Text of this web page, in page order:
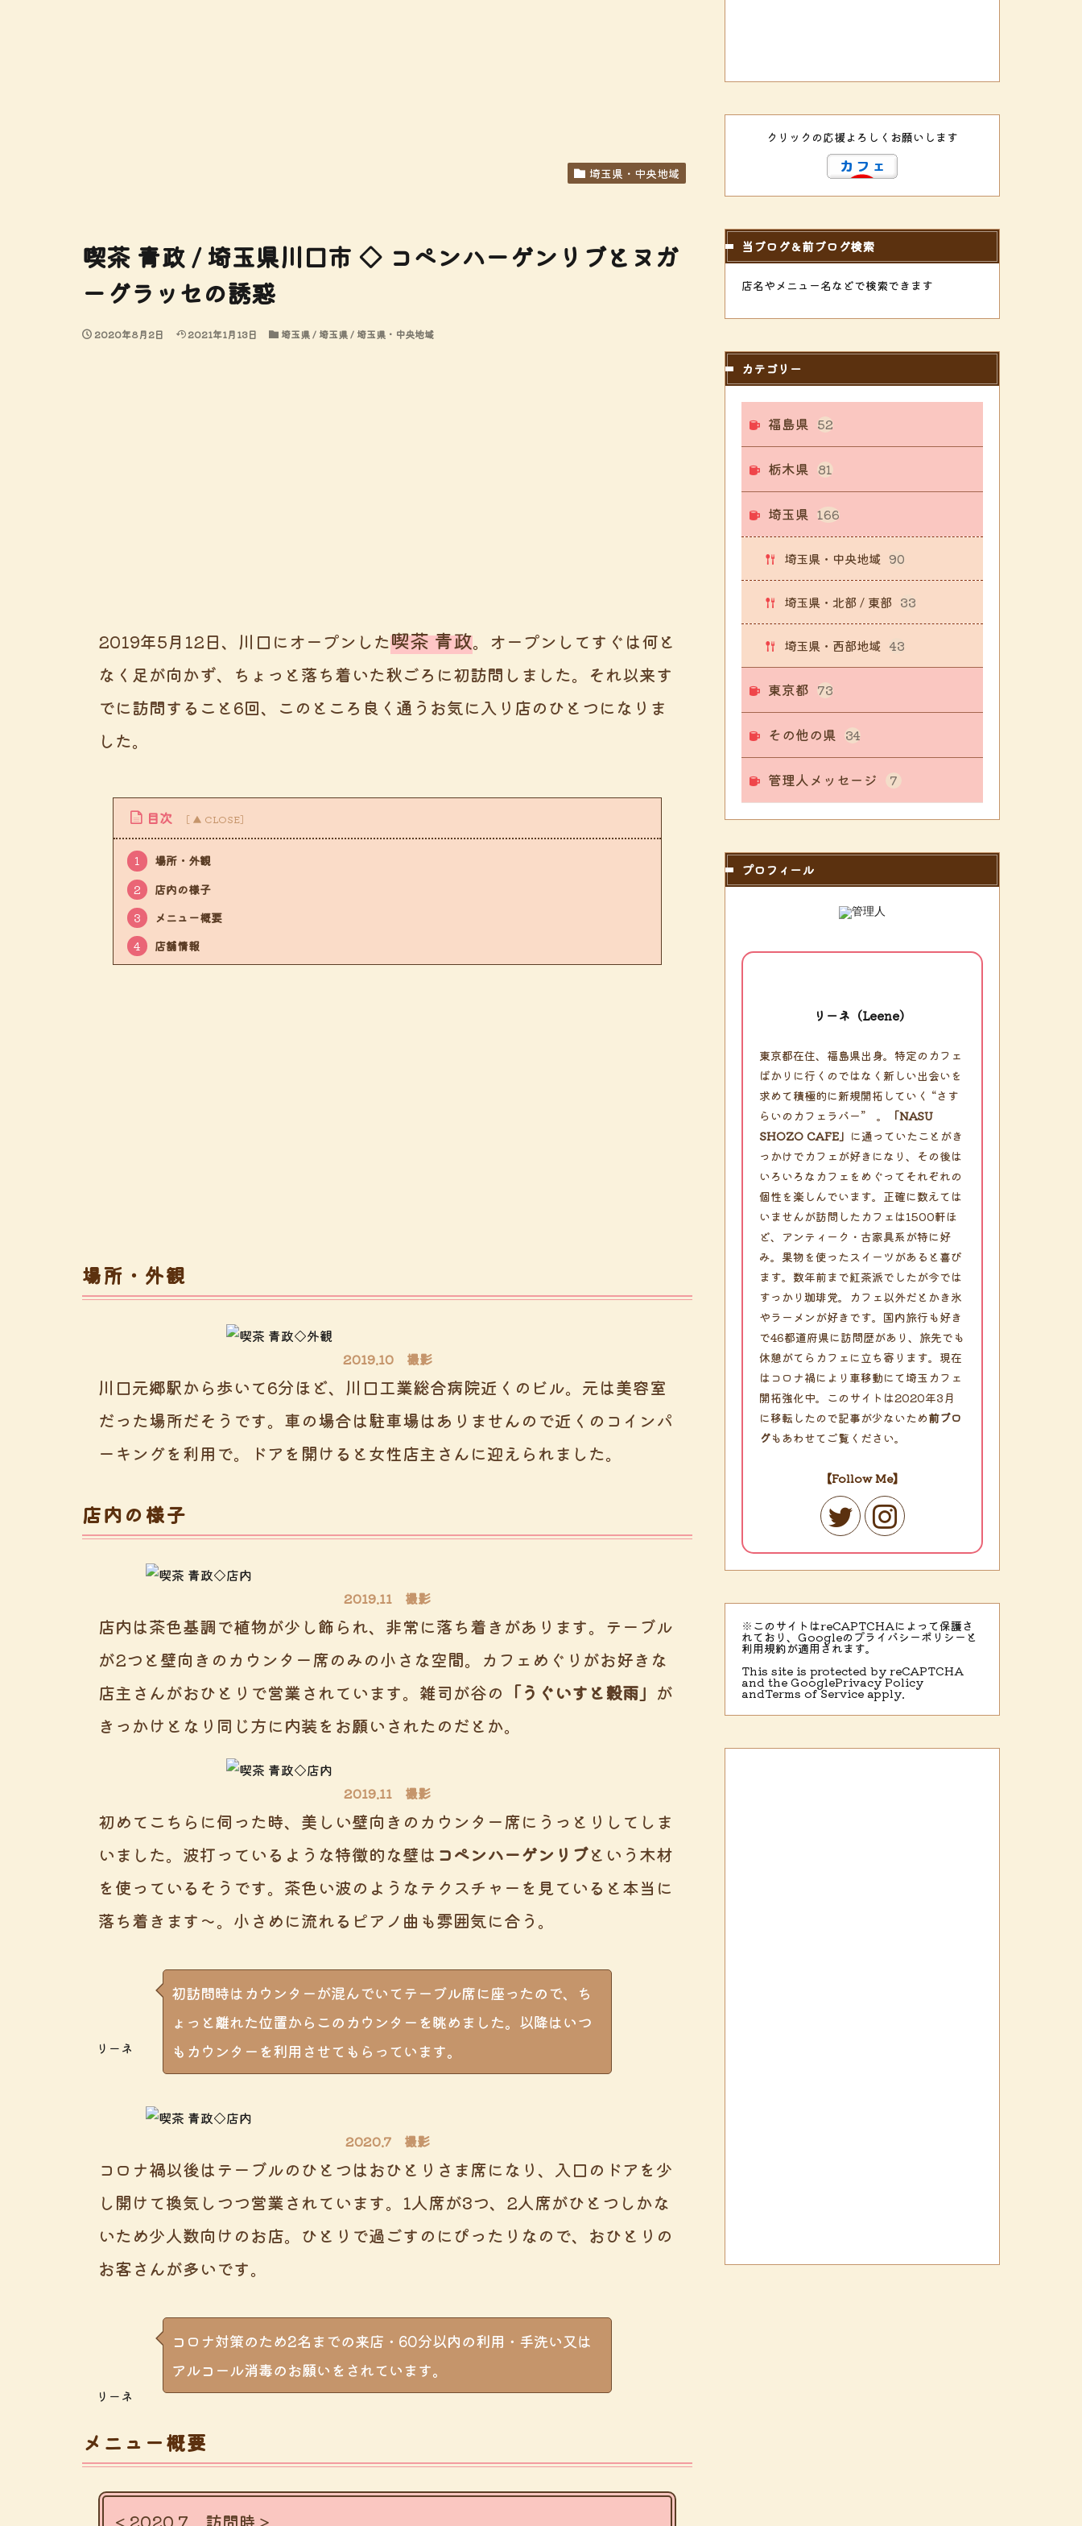
喫茶 青政 / 埼玉県川口市 ◇ コペンハーゲンリブとヌガ
ーグラッセの誘惑
2020年8月2日 2021年1月13日 埼玉県/ 埼玉県 / 埼玉県・中央地域
埼玉県・中央地域
2019年5月12日、川口にオープンした喫茶 青政。オープンしてすぐは何と
なく足が向かず、ちょっと落ち着いた秋ごろに初訪問しました。それ以来す
でに訪問すること6回、このところ良く通うお気に入り店のひとつになりま
した。
目次
1
場所・外観
2
店内の様子
3
メニュー概要
4
店舗情報
場所・外観
2019.10 撮影
川口元郷駅から歩いて6分ほど、川口工業総合病院近くのビル。元は美容室
だった場所だそうです。車の場合は駐車場はありませんので近くのコインパ
ーキングを利用で。ドアを開けると女性店主さんに迎えられました。
店内の様子
2019.11 撮影
店内は茶色基調で植物が少し飾られ、非常に落ち着きがあります。テーブル
が2つと壁向きのカウンター席のみの小さな空間。カフェめぐりがお好きな
店主さんがおひとりで営業されています。雑司が谷の 「うぐいすと穀雨」 が
きっかけとなり同じ方に内装をお願いされたのだとか。
2019.11 撮影
初めてこちらに伺った時、美しい壁向きのカウンター席にうっとりしてしま
いました。波打っているような特徴的な壁は コペンハーゲンリブという木材
を使っているそうです。茶色い波のようなテクスチャーを見ていると本当に
落ち着きます～。小さめに流れるピアノ曲も雰囲気に合う。
リーネ
初訪問時はカウンターが混んでいてテーブル席に座ったので、ち
ょっと離れた位置からこのカウンターを眺めました。以降はいつ
もカウンターを利用させてもらっています。
2020.7 撮影
コロナ禍以後はテーブルのひとつはおひとりさま席になり、入口のドアを少
し開けて換気しつつ営業されています。1人席が3つ、2人席がひとつしかな
いため少人数向けのお店。ひとりで過ごすのにぴったりなので、おひとりの
お客さんが多いです。
リーネ
コロナ対策のため2名までの来店・60分以内の利用・手洗い又は
アルコール消毒のお願いをされています。
メニュー概要
クリックの応援よろしくお願いします
当ブログ＆前ブログ検索
店名やメニュー名などで検索できます
カテゴリー
福島県 52
栃木県 81
埼玉県 166
埼玉県・中央地域 90
埼玉県・北部 / 東部 33
埼玉県・西部地域 43
東京都 73
その他の県 34
管理人メッセージ 7
プロフィール
リーネ（Leene）
東京都在住、福島県出身。特定のカフェ
ばかりに行くのではなく新しい出会いを
求めて積極的に新規開拓していく “さす
らいのカフェラバー” 。
「NASU
SHOZO CAFE」 に通っていたことがき
っかけでカフェが好きになり、その後は
いろいろなカフェをめぐってそれぞれの
個性を楽しんでいます。正確に数えては
いませんが訪問したカフェは1500軒ほ
ど、アンティーク・古家具系が特に好
み。果物を使ったスイーツがあると喜び
ます。数年前まで紅茶派でしたが今では
すっかり珈琲党。カフェ以外だとかき氷
やラーメンが好きです。国内旅行も好き
で46都道府県に訪問歴があり、旅先でも
休憩がてらカフェに立ち寄ります。現在
はコロナ禍により車移動にて埼玉カフェ
開拓強化中。このサイトは2020年3月
に移転したので記事が少ないため前ブロ
グもあわせてご覧ください。
【Follow Me】
※このサイトはreCAPTCHAによって保護さ
れており、Googleのプライバシーポリシーと
利用規約が適用されます。
This site is protected by reCAPTCHA
and the GooglePrivacy Policy
andTerms of Service apply.